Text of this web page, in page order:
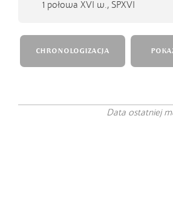
1 połowa XVI w., SPXVI
CHRONOLOGIZACJA
Data ostatniej